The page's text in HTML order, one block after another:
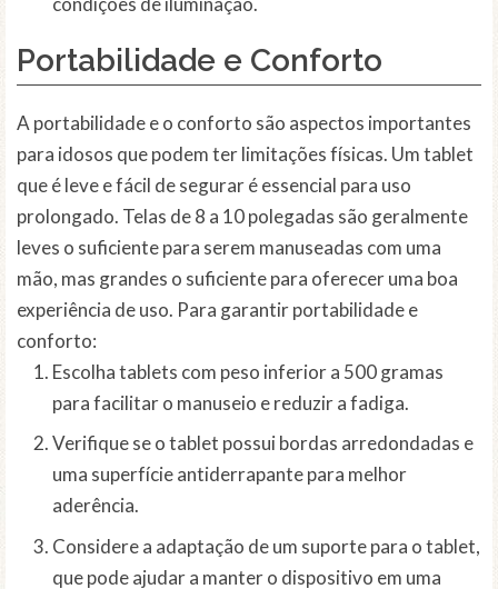
Portabilidade e Conforto
A portabilidade e o conforto são aspectos importantes
para idosos que podem ter limitações físicas. Um tablet
que é leve e fácil de segurar é essencial para uso
prolongado. Telas de 8 a 10 polegadas são geralmente
leves o suficiente para serem manuseadas com uma
mão, mas grandes o suficiente para oferecer uma boa
experiência de uso. Para garantir portabilidade e
conforto:
Escolha tablets com peso inferior a 500 gramas
para facilitar o manuseio e reduzir a fadiga.
Verifique se o tablet possui bordas arredondadas e
uma superfície antiderrapante para melhor
aderência.
Considere a adaptação de um suporte para o tablet,
que pode ajudar a manter o dispositivo em uma